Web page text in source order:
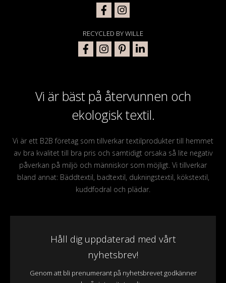
Vi är bäst på återvunnen och
ekologisk textil.
Vi är ett B2B företag som tillverkar textilprodukter till hemmet
av bra kvalitet till bra pris och samtidigt orsaka så lite negativ
påverkan på miljö och människor som möjligt. Vi tillverkar
bland annat: Bäddtextil, badtextil, dukningstextil, kökstextil,
kuddfodral och plädar.
Håll dig uppdaterad med vårt
nyhetsbrev!
Genom att bli prenumerant på nyhetsbrevet godkänner
RECYCLED BY WILLE